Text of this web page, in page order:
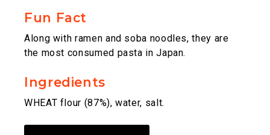
Fun Fact
Along with ramen and soba noodles, they are
the most consumed pasta in Japan.
Ingredients
WHEAT flour (87%), water, salt.